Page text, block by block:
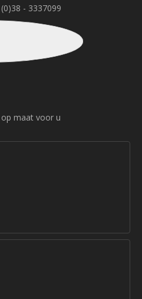
- 3337099
maat voor u